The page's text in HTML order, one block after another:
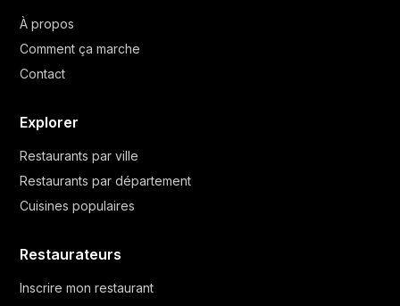
À propos
Comment ça marche
Contact
Explorer
Restaurants par ville
Restaurants par département
Cuisines populaires
Restaurateurs
Inscrire mon restaurant